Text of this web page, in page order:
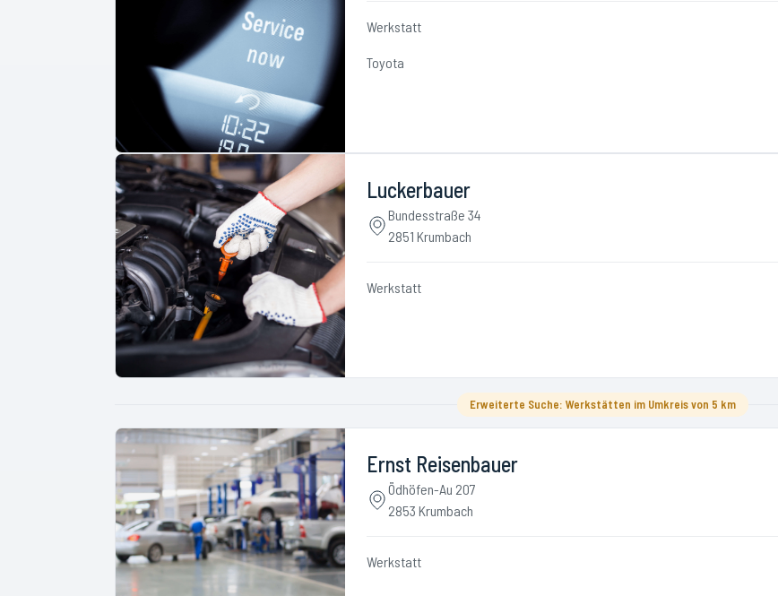
Werkstatt
Toyota
Luckerbauer
Bundesstraße 34
2851 Krumbach
Werkstatt
Erweiterte Suche: Werkstätten im Umkreis von 5 km
Ernst Reisenbauer
Ödhöfen-Au 207
2853 Krumbach
Werkstatt